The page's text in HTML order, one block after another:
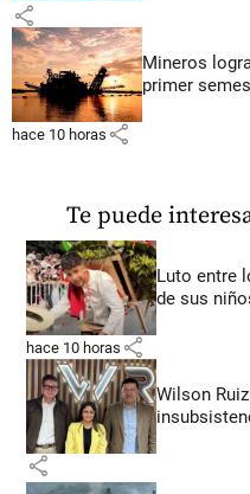
share
Mineros
primer
hace 10 horas share
Te puede
Luto entre
de sus
hace 10 horas share
Wilson
share